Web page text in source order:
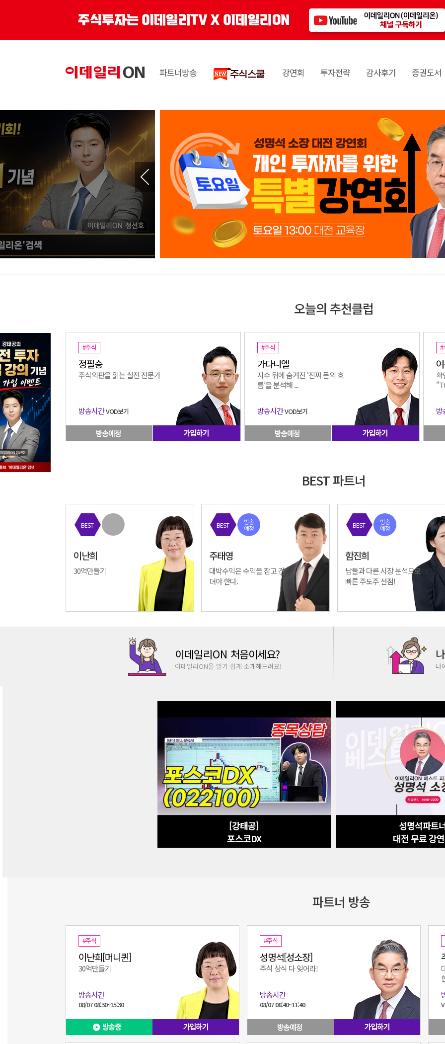
파트너방송 강연회 투자전략 감사후기 증권도서
오늘의 추천클럽
#주식
정필승
주식의판을 읽는 실전 전문가
방송시간VOD보기
#주식
가다니엘
지수 뒤에 숨겨진 ‘진짜 돈의 흐
름’을 분석해 ...
방송시간VOD보기
#
확
방
BEST 파트너
BEST
이난희
30억만들기
BEST 방송
예정
주태영
대박수익은 수익을 참고 견
뎌야 한다.
BEST 방송
예정
함진희
남들과 다른 시장 분석으로
빠른 주도주 선점!
이데일리ON 처음이세요?
이데일리ON을 알기 쉽게 소개해드려요! 나
[강태공]
포스코DX
성명석파트
대전 무료 강
파트너 방송
#주식
이난희[머니퀸]
30억만들기
방송시간
08/07 08:30~15:30
#주식
성명석[성소장]
주식 상식 다 잊어라!
방송시간
08/07 08:40~11:40